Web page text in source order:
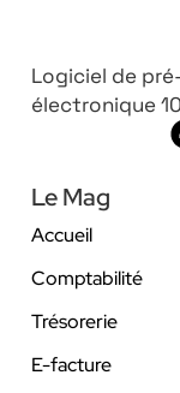
Logiciel de
électronique
Le Mag
Accueil
Comptabilité
Trésorerie
E-facture